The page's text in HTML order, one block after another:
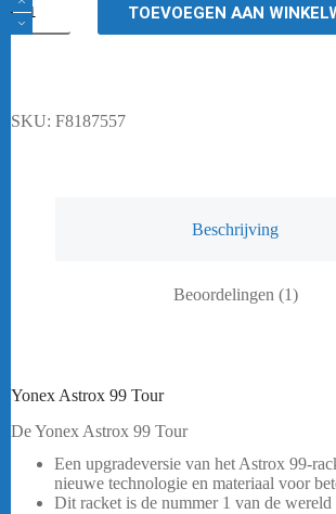
Astrox
99
/
TOEVOEGEN AAN
SKU: F8187557
Beschrijving
Beoordelingen (1)
Yonex Astrox 99 Tour
De Yonex Astrox 99 Tour
Een upgradeversie van het Astrox 99-
nieuwe technologie en materiaal voor
Dit racket is de nummer 1 van de wereld